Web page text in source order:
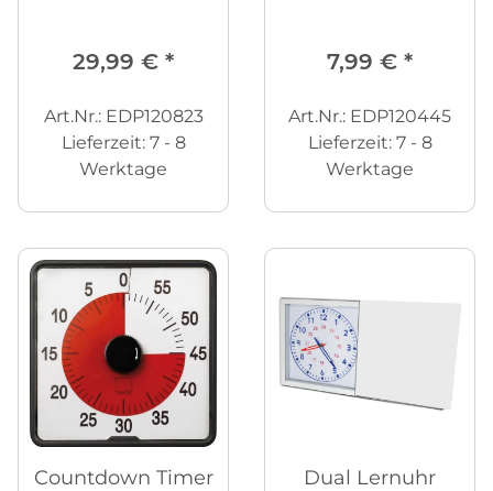
29,99 € *
Art.Nr.: EDP120823
Lieferzeit: 7 - 8
Werktage
7,99 € *
Art.Nr.: EDP120445
Lieferzeit: 7 - 8
Werktage
Countdown Timer
Dual Lernuhr